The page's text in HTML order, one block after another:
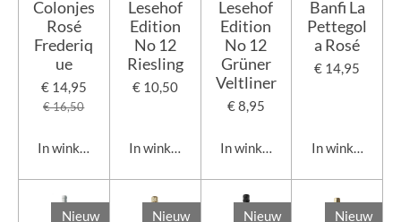
Colonjes
Rosé
Frederiq
ue
€ 14,95
€ 16,50
In winkelwagen
Lesehof
Edition
No 12
Riesling
€ 10,50
In winkelwagen
Lesehof
Edition
No 12
Grüner
Veltliner
€ 8,95
In winkelwagen
Banfi La
Pettegol
a Rosé
€ 14,95
In
Nieuw Nieuw Nieuw Nieuw